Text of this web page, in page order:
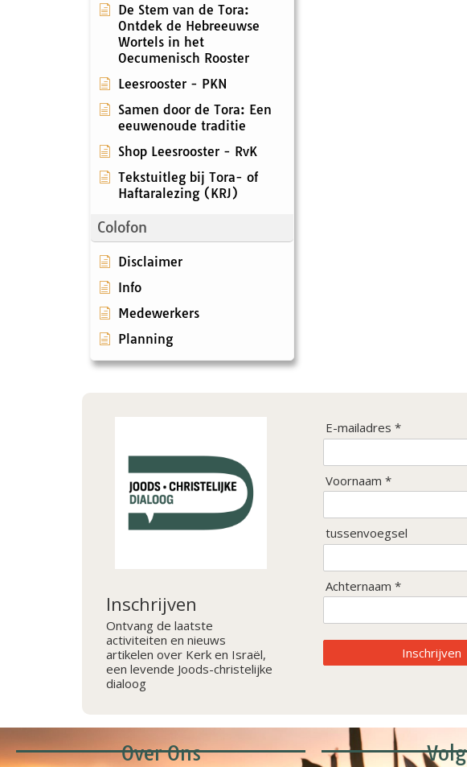
De Stem van de Tora:
Ontdek de Hebreeuwse
Wortels in het
Oecumenisch Rooster
Leesrooster - PKN
Samen door de Tora: Een
eeuwenoude traditie
Shop Leesrooster - RvK
Tekstuitleg bij Tora- of
Haftaralezing (KRJ)
Colofon
Disclaimer
Info
Medewerkers
Planning
Inschrijven
Ontvang de laatste
activiteiten en nieuws
artikelen over Kerk en Israël,
een levende Joods-christelijke
dialoog
E-mailadres *
Voornaam *
tussenvoegsel
Achternaam *
Inschrijven
Over Ons